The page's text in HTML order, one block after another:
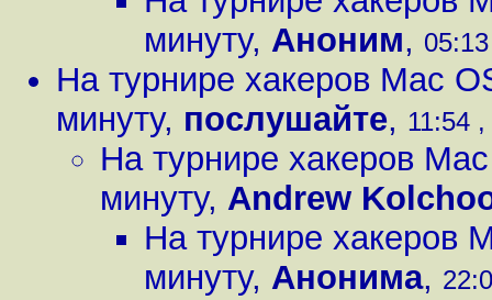
минуту, Аноним,
На турнире хакеров Mac
минуту, послушайте, 11:54
На турнире хакеров
минуту, Andrew
На турнире хакеров
минуту, Анонима,